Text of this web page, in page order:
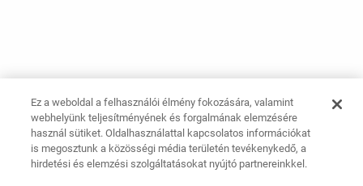
Ez a weboldal a felhasználói élmény fokozására, valamint
webhelyünk teljesítményének és forgalmának elemzésére
használ sütiket. Oldalhasználattal kapcsolatos információkat
is megosztunk a közösségi média területén tevékenykedő, a
hirdetési és elemzési szolgáltatásokat nyújtó partnereinkkel.